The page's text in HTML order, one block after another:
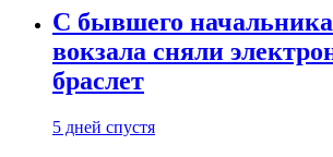
С бывшего начальника
вокзала сняли
браслет
5 дней спустя